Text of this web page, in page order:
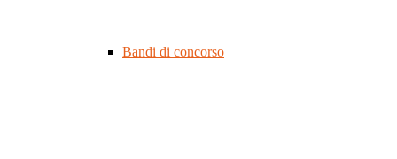
Bandi di concorso